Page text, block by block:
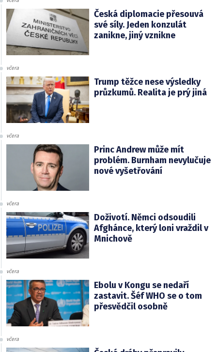
Česká diplomacie přesouvá
své síly. Jeden konzulát
zanikne, jiný vznikne
včera
Trump těžce nese výsledky
průzkumů. Realita je prý jiná
včera
Princ Andrew může mít
problém. Burnham nevylučuje
nové vyšetřování
včera
Doživotí. Němci odsoudili
Afghánce, který loni vraždil v
Mnichově
včera
Ebolu v Kongu se nedaří
zastavit. Šéf WHO se o tom
přesvědčil osobně
včera